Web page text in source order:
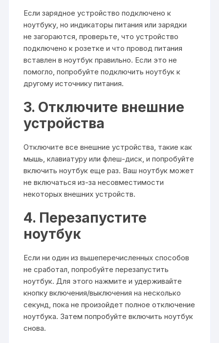
Если зарядное устройство подключено к
ноутбуку, но индикаторы питания или зарядки
не загораются, проверьте, что устройство
подключено к розетке и что провод питания
вставлен в ноутбук правильно. Если это не
помогло, попробуйте подключить ноутбук к
другому источнику питания.
3. Отключите внешние
устройства
Отключите все внешние устройства, такие как
мышь, клавиатуру или флеш-диск, и попробуйте
включить ноутбук еще раз. Ваш ноутбук может
не включаться из-за несовместимости
некоторых внешних устройств.
4. Перезапустите
ноутбук
Если ни один из вышеперечисленных способов
не сработал, попробуйте перезапустить
ноутбук. Для этого нажмите и удерживайте
кнопку включения/выключения на несколько
секунд, пока не произойдет полное отключение
ноутбука. Затем попробуйте включить ноутбук
снова.